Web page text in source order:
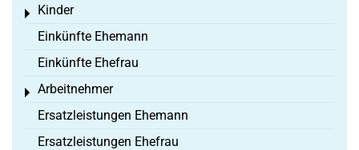
Kinder
Toggle menu
Einkünfte Ehemann
Einkünfte Ehefrau
Arbeitnehmer
Toggle menu
Ersatzleistungen Ehemann
Ersatzleistungen Ehefrau